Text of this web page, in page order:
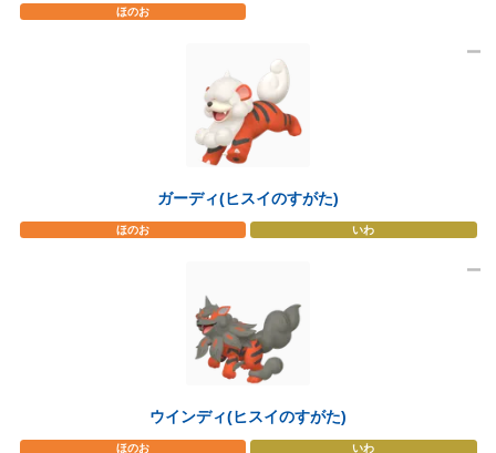
ほのお
ガーディ(ヒスイのすがた)
ほのお いわ
ウインディ(ヒスイのすがた)
ほのお いわ